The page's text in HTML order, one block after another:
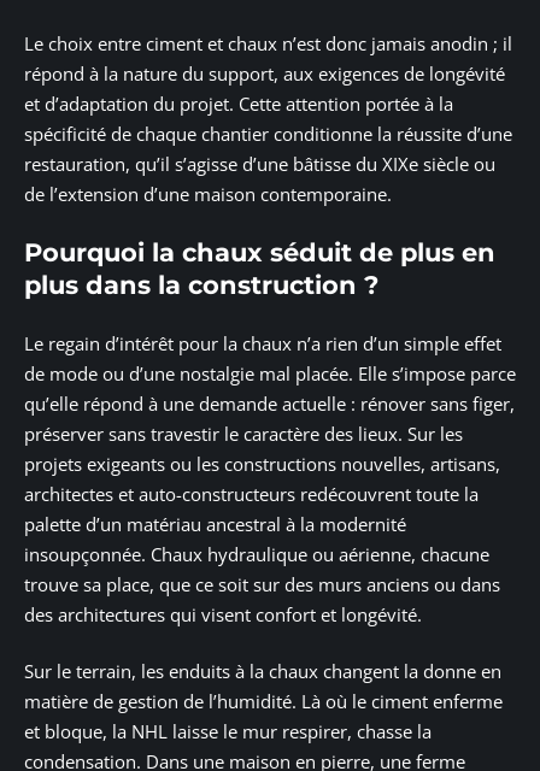
Le choix entre ciment et chaux n’est donc jamais anodin ; il
répond à la nature du support, aux exigences de longévité
et d’adaptation du projet. Cette attention portée à la
spécificité de chaque chantier conditionne la réussite d’une
restauration, qu’il s’agisse d’une bâtisse du XIXe siècle ou
de l’extension d’une maison contemporaine.
Pourquoi la chaux séduit de plus en
plus dans la construction ?
Le regain d’intérêt pour la chaux n’a rien d’un simple effet
de mode ou d’une nostalgie mal placée. Elle s’impose parce
qu’elle répond à une demande actuelle : rénover sans figer,
préserver sans travestir le caractère des lieux. Sur les
projets exigeants ou les constructions nouvelles, artisans,
architectes et auto-constructeurs redécouvrent toute la
palette d’un matériau ancestral à la modernité
insoupçonnée. Chaux hydraulique ou aérienne, chacune
trouve sa place, que ce soit sur des murs anciens ou dans
des architectures qui visent confort et longévité.
Sur le terrain, les enduits à la chaux changent la donne en
matière de gestion de l’humidité. Là où le ciment enferme
et bloque, la NHL laisse le mur respirer, chasse la
condensation. Dans une maison en pierre, une ferme